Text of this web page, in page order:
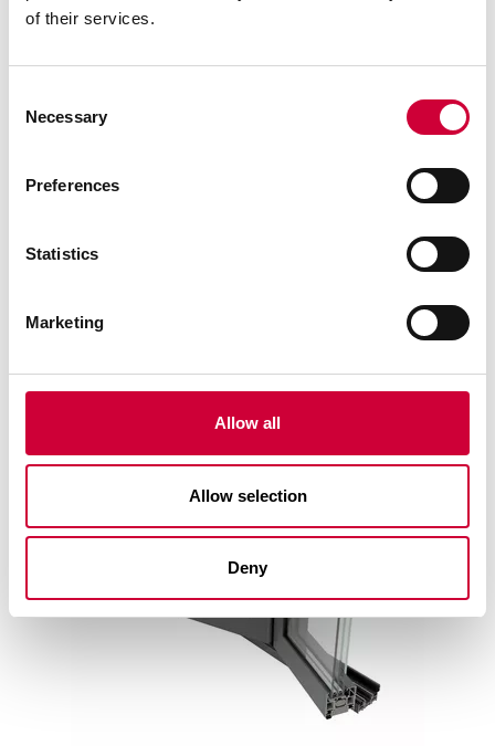
of their services.
Selection
Necessary
Preferences
Statistics
Marketing
Allow all
Allow selection
Deny
Doskonała izolacyjność termiczna